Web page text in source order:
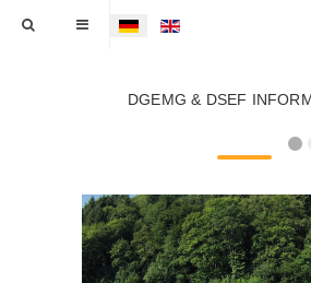
Sprache auswählen
DGEMG & DSEF